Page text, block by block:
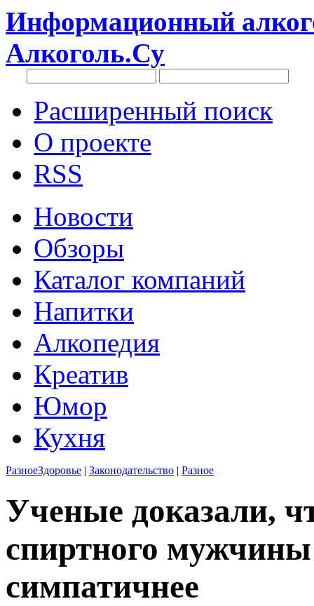
Информационный
Алкоголь.Су
Расширенный поиск
О проекте
RSS
Новости
Обзоры
Каталог компаний
Напитки
Алкопедия
Креатив
Юмор
Кухня
РазноеЗдоровье | Законодательство | Разное
Ученые доказали,
спиртного
симпатичнее